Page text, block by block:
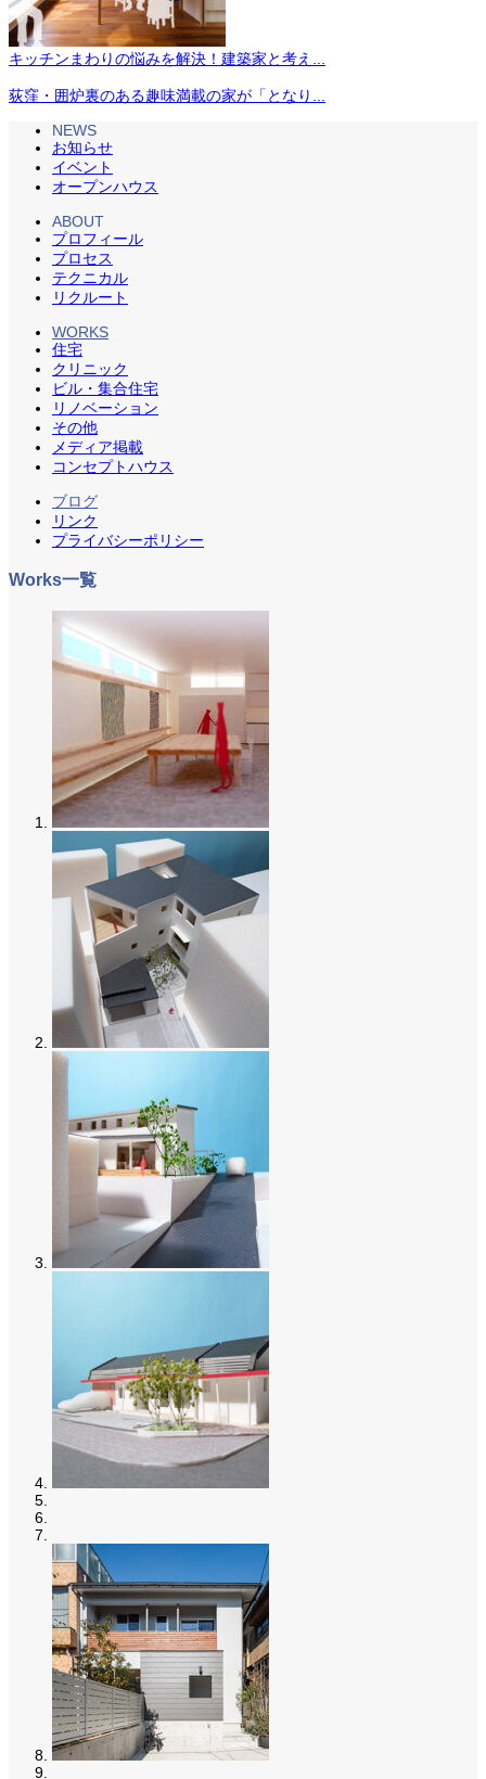
キッチンまわりの悩みを解決！建築家と考え...
荻窪・囲炉裏のある趣味満載の家が「となり...
NEWS
お知らせ
イベント
オープンハウス
ABOUT
プロフィール
プロセス
テクニカル
リクルート
WORKS
住宅
クリニック
ビル・集合住宅
リノベーション
その他
メディア掲載
コンセプトハウス
ブログ
リンク
プライバシーポリシー
Works一覧